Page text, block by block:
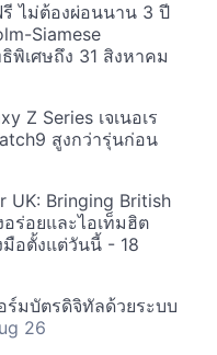
ไม่ต้องผ่อนนาน 3 ปี
Siamese
พิเศษถึง 31 สิงหาคม
Z Series เจเนอเร
สูงกว่ารุ่นก่อน
UK: Bringing British
ร่อยและไอเท็มฮิต
อตั้งแต่วันนี้ - 18
ร์มบัตรดิจิทัลด้วยระบบ
26